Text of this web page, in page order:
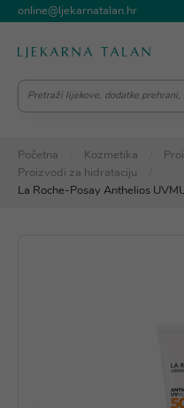
online@ljekarnatalan.hr
Početna Kozmetika
Proizvodi za hidrataciju
La Roche-Posay Anthelios